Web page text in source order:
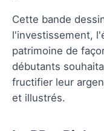
Cette bande
l'investissement,
patrimoine de
débutants
fructifier leur
et illustrés.